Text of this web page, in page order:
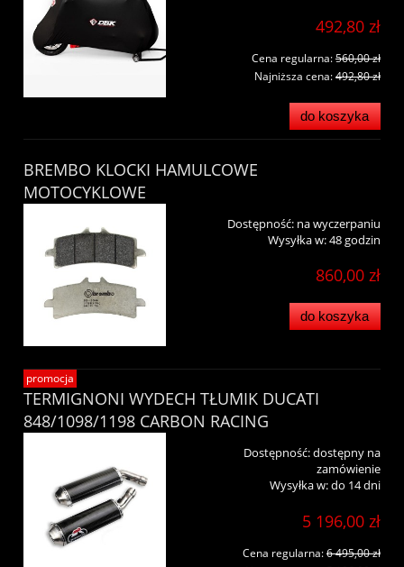
492,80 zł
Cena regularna:560,00 zł
Najniższa cena:492,80 zł
do koszyka
BREMBO KLOCKI HAMULCOWE
MOTOCYKLOWE
Dostępność: na wyczerpaniu
Wysyłka w:48 godzin
860,00 zł
do koszyka
TERMIGNONI WYDECH TŁUMIK DUCATI
848/1098/1198 CARBON RACING
Dostępność:dostępny na
zamówienie
Wysyłka w:do 14 dni
5 196,00 zł
Cena regularna:6 495,00 zł
promocja